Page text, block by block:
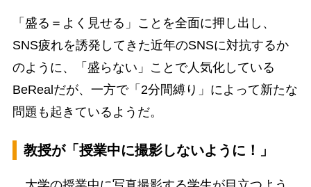
「盛る＝よく見せる」ことを全面に押し出し、
SNS疲れを誘発してきた近年のSNSに対抗するか
のように、「盛らない」ことで人気化している
BeRealだが、一方で「2分間縛り」によって新たな
問題も起きているようだ。
教授が「授業中に撮影しないように！」